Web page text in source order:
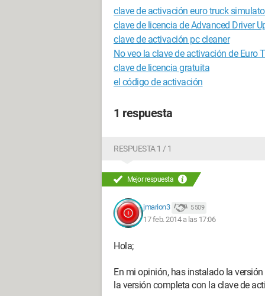
clave de activación euro truck
clave de licencia de Advanced Driver
clave de activación pc cleaner
No veo la clave de activación de Euro
clave de licencia gratuita
el código de activación
1 respuesta
RESPUESTA 1 / 1
Mejor respuesta
jmarion3 5 509
17 feb. 2014 a las 17:06
Hola;
En mi opinión, has instalado la
la versión completa con la clave de